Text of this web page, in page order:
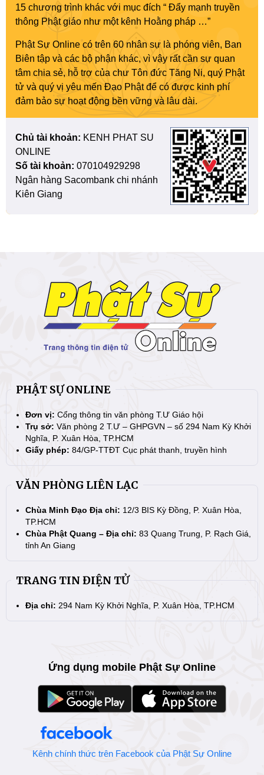
15 chương trình khác với mục đích “ Đẩy mạnh truyền
thông Phật giáo như một kênh Hoằng pháp …”
Phật Sự Online có trên 60 nhân sự là phóng viên, Ban
Biên tập và các bộ phận khác, vì vậy rất cần sự quan
tâm chia sẻ, hỗ trợ của chư Tôn đức Tăng Ni, quý Phật
tử và quý vị yêu mến Đạo Phật để có được kinh phí
đảm bảo sự hoạt động bền vững và lâu dài.
Chủ tài khoản: KENH PHAT SU
ONLINE
Số tài khoản: 070104929298
Ngân hàng Sacombank chi nhánh
Kiên Giang
PHẬT SỰ ONLINE
Đơn vị: Cổng thông tin văn phòng T.Ư Giáo hội
Trụ sở: Văn phòng 2 T.Ư – GHPGVN – số 294 Nam Kỳ Khởi
Nghĩa, P. Xuân Hòa, TP.HCM
Giấy phép: 84/GP-TTĐT Cục phát thanh, truyền hình
VĂN PHÒNG LIÊN LẠC
Chùa Minh Đạo Địa chỉ: 12/3 BIS Kỳ Đồng, P. Xuân Hòa,
TP.HCM
Chùa Phật Quang – Địa chỉ: 83 Quang Trung, P. Rạch Giá,
tỉnh An Giang
TRANG TIN ĐIỆN TỬ
Địa chỉ: 294 Nam Kỳ Khởi Nghĩa, P. Xuân Hòa, TP.HCM
Ứng dụng mobile Phật Sự Online
Kênh chính thức trên Facebook của Phật Sự Online